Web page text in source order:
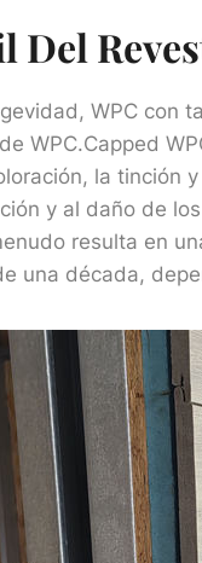
Del
WPC con
WPC.Capped
la tinción
y al daño de
resulta en
una década,